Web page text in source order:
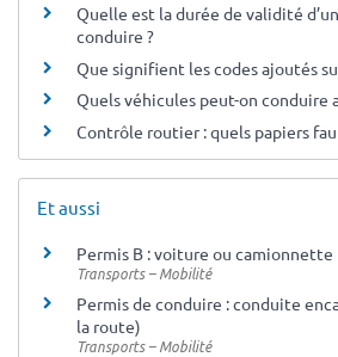
Quelle est la durée de validité
conduire ?
Que signifient les codes ajoutés
Quels véhicules peut-on conduire
Contrôle routier : quels papiers
Et aussi
Permis B : voiture ou camionnette
Transports – Mobilité
Permis de conduire : conduite
la route)
Transports – Mobilité